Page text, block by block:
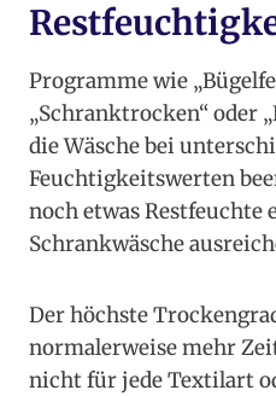
Programme wie
„Schranktrocken“ oder
die Wäsche bei
Feuchtigkeitswerten
noch etwas Restfeuchte
Schrankwäsche
Der höchste
normalerweise mehr
nicht für jede Textilart